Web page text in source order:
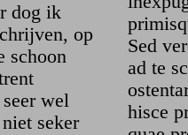
dog ik
op
schoon
wel
seker
Sed
ad te
hisce